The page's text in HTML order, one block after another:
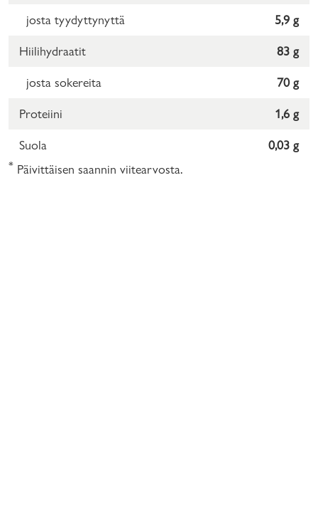
josta tyydyttynyttä 5,9 g
Hiilihydraatit 83 g
josta sokereita 70 g
Proteiini 1,6 g
Suola 0,03 g
* Päivittäisen saannin viitearvosta.